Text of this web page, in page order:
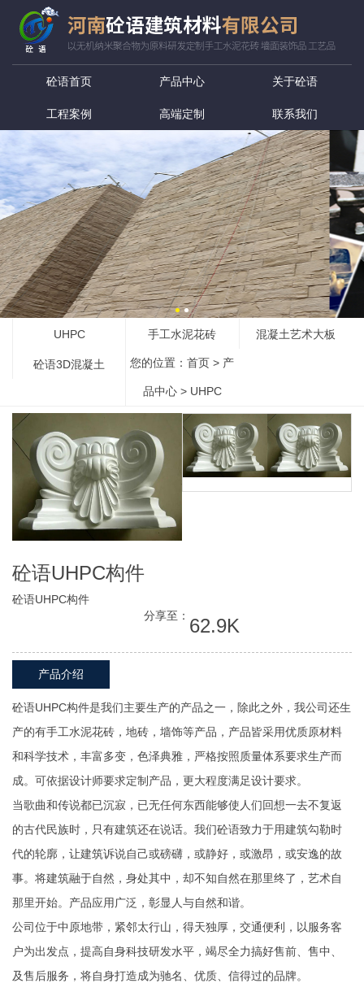
砼语首页 产品中心 关于砼语
工程案例 高端定制 联系我们
UHPC 手工水泥花砖 混凝土艺术大板
砼语3D混凝土 您的位置：首页 > 产
品中心> UHPC
砼语UHPC构件
砼语UHPC构件
分享至： 62.9K
产品介绍
砼语UHPC构件是我们主要生产的产品之一，除此之外，我公司还生
产的有手工水泥花砖，地砖，墙饰等产品，产品皆采用优质原材料
和科学技术，丰富多变，色泽典雅，严格按照质量体系要求生产而
成。可依据设计师要求定制产品，更大程度满足设计要求。
当歌曲和传说都已沉寂，已无任何东西能够使人们回想一去不复返
的古代民族时，只有建筑还在说话。我们砼语致力于用建筑勾勒时
代的轮廓，让建筑诉说自己或磅礴，或静好，或激昂，或安逸的故
事。将建筑融于自然，身处其中，却不知自然在那里终了，艺术自
那里开始。产品应用广泛，彰显人与自然和谐。
公司位于中原地带，紧邻太行山，得天独厚，交通便利，以服务客
户为出发点，提高自身科技研发水平，竭尽全力搞好售前、售中、
及售后服务，将自身打造成为驰名、优质、信得过的品牌。